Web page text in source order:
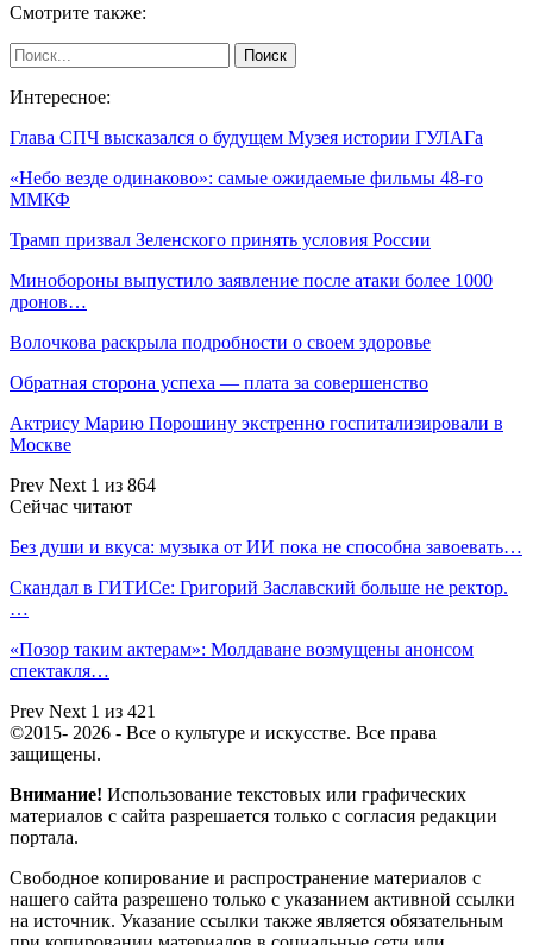
Смотрите также:
Интересное:
Глава СПЧ высказался о будущем Музея истории ГУЛАГа
«Небо везде одинаково»: самые ожидаемые фильмы 48-го
ММКФ
Трамп призвал Зеленского принять условия России
Минобороны выпустило заявление после атаки более 1000
дронов…
Волочкова раскрыла подробности о своем здоровье
Обратная сторона успеха — плата за совершенство
Актрису Марию Порошину экстренно госпитализировали в
Москве
Prev Next 1 из 864
Сейчас читают
Без души и вкуса: музыка от ИИ пока не способна завоевать…
Скандал в ГИТИСе: Григорий Заславский больше не ректор.
…
«Позор таким актерам»: Молдаване возмущены анонсом
спектакля…
Prev Next 1 из 421
©2015- 2026 - Все о культуре и искусстве. Все права
защищены.
Внимание! Использование текстовых или графических
материалов с сайта разрешается только c согласия редакции
портала.
Свободное копирование и распространение материалов с
нашего сайта разрешено только с указанием активной ссылки
на источник. Указание ссылки также является обязательным